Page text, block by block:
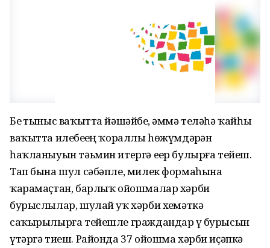
Беҙ тыныс ваҡытта йәшәйбеҙ, әммә теләһә ҡайһы
ваҡытта илебеҙҙең ҡораллы hөжүмдәрҙән
һаҡланыуын тәьмин итeргә eҙер булырға тейеш.
Тап бына шул сәбәпле, милек формаһына
ҡарамаҫтан, барлыҡ ойошмалар хәрби
бурыслылар, шулай уҡ хәрби хеҙмәткә
саҡырылырға тейешле граждандар үҙ бурысын
үтәргә тиеш. Районда 37 ойошма хәрби иҫәпкә